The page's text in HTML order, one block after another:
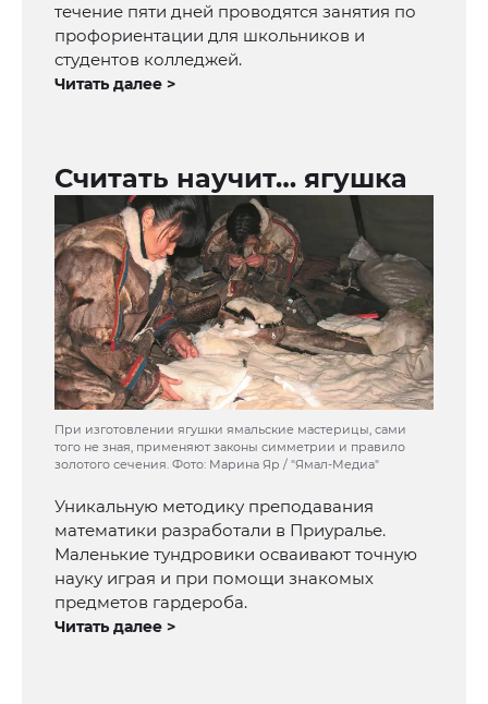
течение пяти дней проводятся занятия по
профориентации для школьников и
студентов колледжей.
Читать далее >
Считать научит… ягушка
При изготовлении ягушки ямальские мастерицы, сами
того не зная, применяют законы симметрии и правило
золотого сечения. Фото: Марина Яр / "Ямал-Медиа"
Уникальную методику преподавания
математики разработали в Приуралье.
Маленькие тундровики осваивают точную
науку играя и при помощи знакомых
предметов гардероба.
Читать далее >